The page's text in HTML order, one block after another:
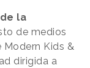
la
de medios
Modern Kids &
dirigida a